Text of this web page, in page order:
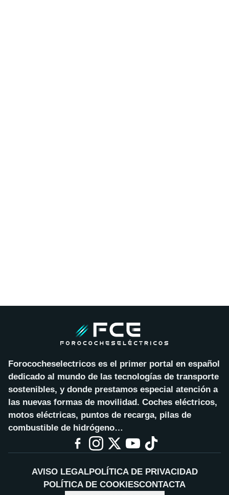
Forococheselectricos es el primer portal en español
dedicado al mundo de las tecnologías de transporte
sostenibles, y donde prestamos especial atención a
las nuevas formas de movilidad. Coches eléctricos,
motos eléctricas, puntos de recarga, pilas de
combustible de hidrógeno…
AVISO LEGALPOLÍTICA DE PRIVACIDAD
POLÍTICA DE COOKIESCONTACTA